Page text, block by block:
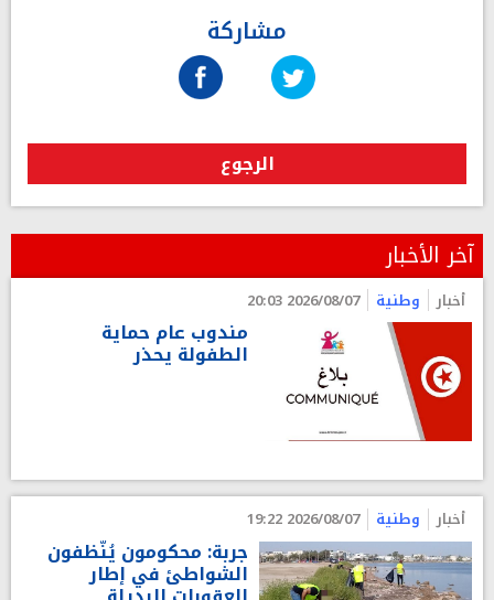
مشاركة
الرجوع
آخر الأخبار
أخبار وطنية 2026/08/07 20:03
مندوب عام حماية
الطفولة يحذر
أخبار وطنية 2026/08/07 19:22
جربة: محكومون يُنّظفون
الشواطئ في إطار